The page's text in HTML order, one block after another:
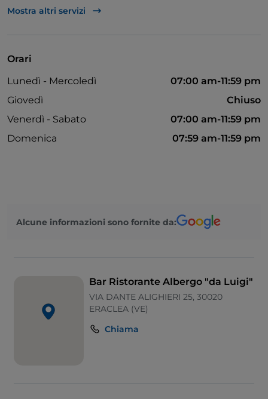
Bancomat
Mostra altri servizi
Orari
Lunedì - Mercoledì
07:00 am-11:59 pm
Giovedì
Chiuso
Venerdì - Sabato
07:00 am-11:59 pm
Domenica
07:59 am-11:59 pm
Alcune informazioni sono fornite da:
Bar Ristorante Albergo "da Luigi"
VIA DANTE ALIGHIERI 25, 30020
ERACLEA (VE)
Chiama